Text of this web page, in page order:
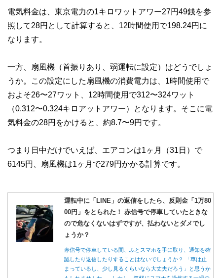
電気料金は、東京電力の1キロワットアワー27円49銭を参
照して28円として計算すると、12時間使用で198.24円に
なります。
一方、扇風機（首振りあり、弱運転に設定）はどうでしょ
うか。この設定にした扇風機の消費電力は、1時間使用で
およそ26〜27ワット、12時間使用で312〜324ワット
（0.312〜0.324キロアットアワー）となります。そこに電
気料金の28円をかけると、約8.7〜9円です。
つまり日中だけでいえば、エアコンは1ヶ月（31日）で
6145円、扇風機は1ヶ月で279円かかる計算です。
運転中に「LINE」の返信をしたら、反則金「1万80
00円」をとられた！ 赤信号で停車していたときな
ので危なくないはずですが、払わないとダメでし
ょうか？
赤信号で停車している間、ふとスマホを手に取り、通知を確
認したり返信したりすることはないでしょうか？ 「車は止
まっているし、少し見るくらいなら大丈夫だろう」と思うか